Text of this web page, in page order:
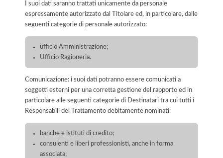
I suoi dati saranno trattati unicamente da personale
espressamente autorizzato dal Titolare ed, in particolare, dalle
seguenti categorie di personale autorizzato:
ufficio Amministrazione;
Ufficio Ragioneria.
Comunicazione: i suoi dati potranno essere comunicati a
soggetti esterni per una corretta gestione del rapporto ed in
particolare alle seguenti categorie di Destinatari tra cui tutti i
Responsabili del Trattamento debitamente nominati:
banche e istituti di credito;
consulenti e liberi professionisti, anche in forma
associata;